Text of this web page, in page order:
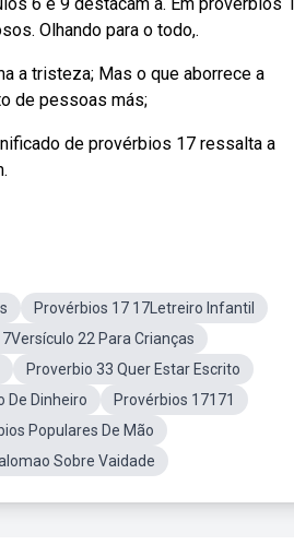
Olhando para o todo,.
a tristeza; Mas o que aborrece a
de pessoas más;
de provérbios 17 ressalta a
Provérbios 17 17Letreiro Infantil
22 Para Crianças
Proverbio 33 Quer Estar Escrito
De Dinheiro
Provérbios 17171
Populares De Mão
Sobre Vaidade